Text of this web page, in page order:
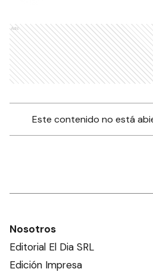
Ads
Este contenido no está
Nosotros
Editorial El Dia SRL
Edición Impresa